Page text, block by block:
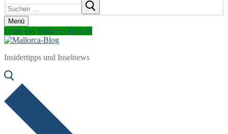
nach:
Menü
Leute aus Mallorca gesucht
Insidertipps und Inselnews